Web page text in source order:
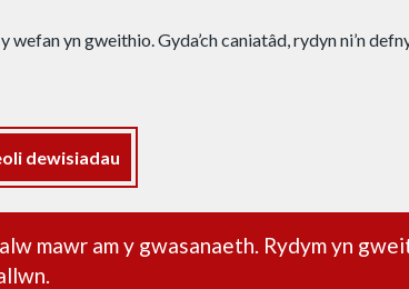
yn gweithio. Gyda’ch caniatâd, rydyn ni’n
dewisiadau
mawr am y gwasanaeth. Rydym yn